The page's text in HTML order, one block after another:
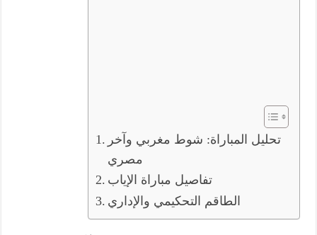
تحليل المباراة: شوط مغربي وآخر
مصري
تفاصيل مباراة الإياب
الطاقم التحكيمي والإداري